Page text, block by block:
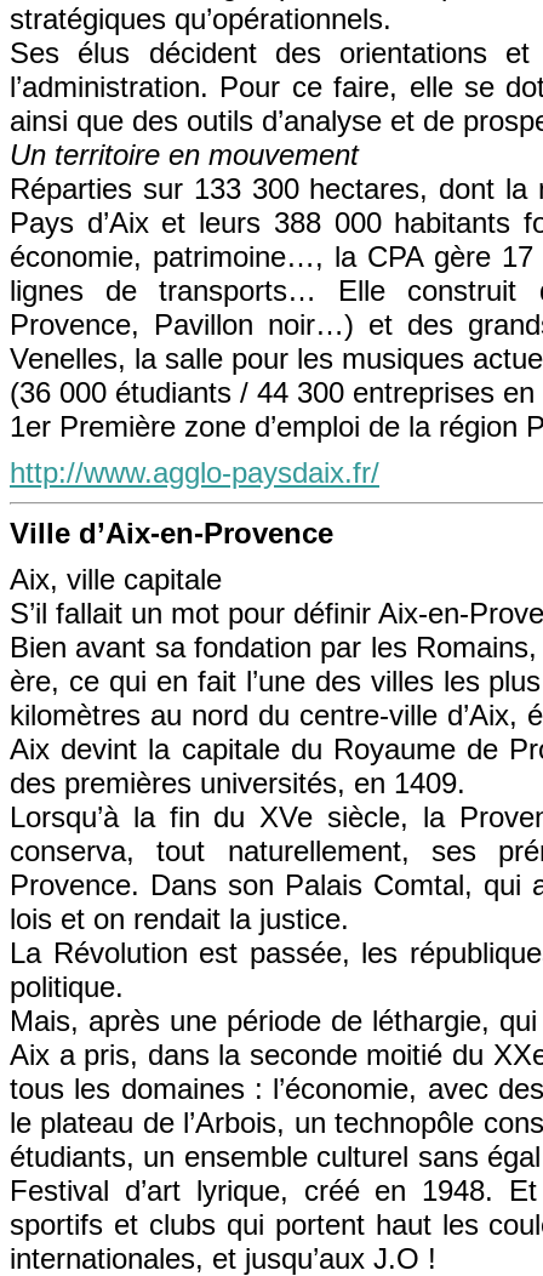
stratégiques qu’opérationnels.
Ses élus décident des orientations
l’administration. Pour ce faire, elle se
ainsi que des outils d’analyse et de
Un territoire en mouvement
Réparties sur 133 300 hectares, dont
Pays d’Aix et leurs 388 000 habitants
économie, patrimoine…, la CPA gère
lignes de transports… Elle construit
Provence, Pavillon noir…) et des
Venelles, la salle pour les musiques
(36 000 étudiants / 44 300 entreprises
1er Première zone d’emploi de la région
http://www.agglo-paysdaix.fr/
Ville d’Aix-en-Provence
Aix, ville capitale
S’il fallait un mot pour définir Aix-en-
Bien avant sa fondation par les
ère, ce qui en fait l’une des villes les
kilomètres au nord du centre-ville d’Aix,
Aix devint la capitale du Royaume de
des premières universités, en 1409.
Lorsqu’à la fin du XVe siècle, la
conserva, tout naturellement, ses
Provence. Dans son Palais Comtal, qui
lois et on rendait la justice.
La Révolution est passée, les
politique.
Mais, après une période de léthargie,
Aix a pris, dans la seconde moitié du
tous les domaines : l’économie, avec
le plateau de l’Arbois, un technopôle
étudiants, un ensemble culturel sans
Festival d’art lyrique, créé en 1948.
sportifs et clubs qui portent haut les
internationales, et jusqu’aux J.O !